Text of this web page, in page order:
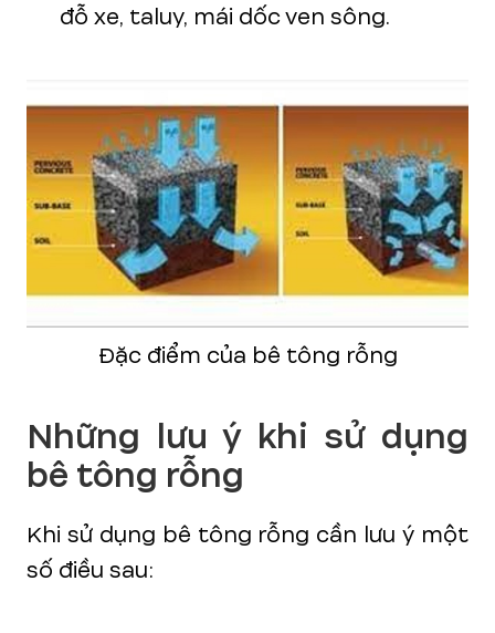
đỗ xe, taluy, mái dốc ven sông.
Đặc điểm của bê tông rỗng
Những lưu ý khi sử dụng
bê tông rỗng
Khi sử dụng bê tông rỗng cần lưu ý một
số điều sau: